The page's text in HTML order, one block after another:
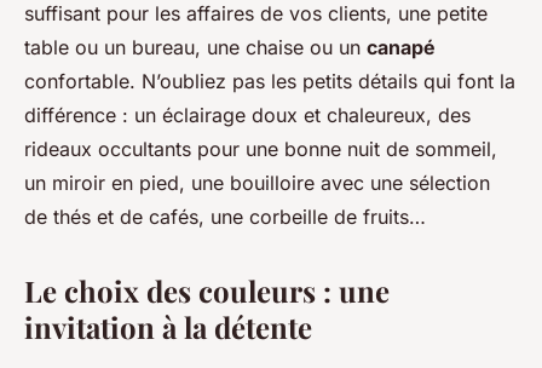
suffisant pour les affaires de vos clients, une petite
table ou un bureau, une chaise ou un canapé
confortable. N’oubliez pas les petits détails qui font la
différence : un éclairage doux et chaleureux, des
rideaux occultants pour une bonne nuit de sommeil,
un miroir en pied, une bouilloire avec une sélection
de thés et de cafés, une corbeille de fruits…
Le choix des couleurs : une
invitation à la détente